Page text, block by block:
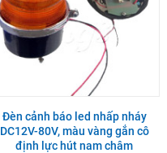
Đèn cảnh báo led nhấp nháy
DC12V-80V, màu vàng gắn cô
định lực hút nam châm